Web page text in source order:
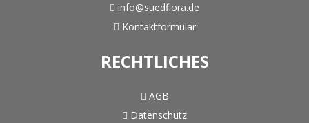
info@suedflora.de
Kontaktformular
RECHTLICHES
AGB
Datenschutz